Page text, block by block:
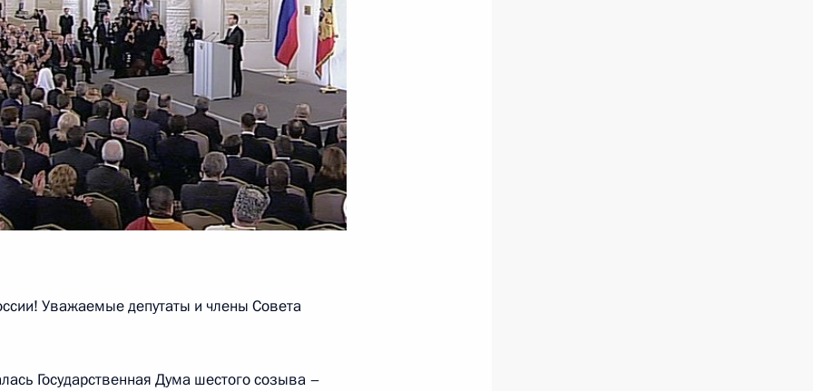
Дню работника органов
1
Совета глав
Уважаемые депутаты и члены Совета
Государственная Дума шестого созыва –